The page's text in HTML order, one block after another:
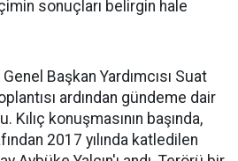
sonuçları belirgin hale
Başkan Yardımcısı Suat
ardından gündeme dair
Kılıç konuşmasının başında,
2017 yılında katledilen